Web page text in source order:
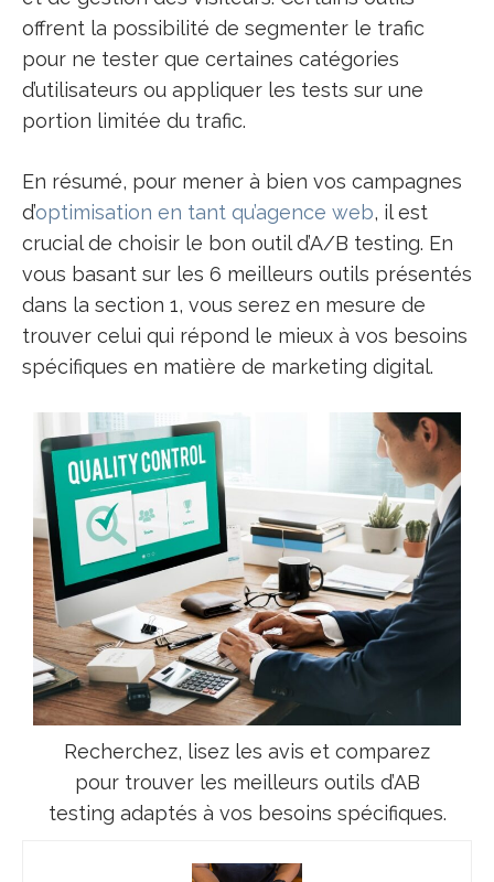
offrent la possibilité de segmenter le trafic
pour ne tester que certaines catégories
d’utilisateurs ou appliquer les tests sur une
portion limitée du trafic.
En résumé, pour mener à bien vos campagnes
d’optimisation en tant qu’agence web, il est
crucial de choisir le bon outil d’A/B testing. En
vous basant sur les 6 meilleurs outils présentés
dans la section 1, vous serez en mesure de
trouver celui qui répond le mieux à vos besoins
spécifiques en matière de marketing digital.
Recherchez, lisez les avis et comparez
pour trouver les meilleurs outils d’AB
testing adaptés à vos besoins spécifiques.